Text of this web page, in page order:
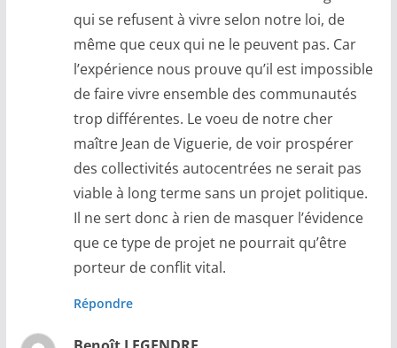
qui se refusent à vivre selon notre loi, de
même que ceux qui ne le peuvent pas. Car
l’expérience nous prouve qu’il est impossible
de faire vivre ensemble des communautés
trop différentes. Le voeu de notre cher
maître Jean de Viguerie, de voir prospérer
des collectivités autocentrées ne serait pas
viable à long terme sans un projet politique.
Il ne sert donc à rien de masquer l’évidence
que ce type de projet ne pourrait qu’être
porteur de conflit vital.
Répondre